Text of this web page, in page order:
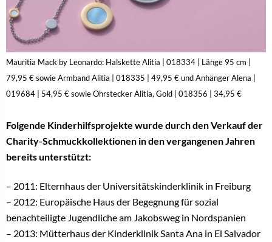
Mauritia Mack by Leonardo: Halskette Alitia | 018334 | Länge 95 cm |
79,95 € sowie Armband Alitia | 018335 | 49,95 € und Anhänger Alena |
019684 | 54,95 € sowie Ohrstecker Alitia, Gold | 018356 | 34,95 €
Folgende Kinderhilfsprojekte wurde durch den Verkauf der
Charity-Schmuckkollektionen in den vergangenen Jahren
bereits unterstützt:
– 2011: Elternhaus der Universitätskinderklinik in Freiburg
– 2012: Europäische Haus der Begegnung für sozial
benachteiligte Jugendliche am Jakobsweg in Nordspanien
– 2013: Mütterhaus der Kinderklinik Santa Ana in El Salvador